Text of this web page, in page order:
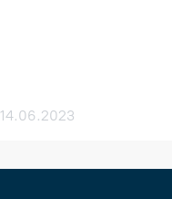
14.06.2023